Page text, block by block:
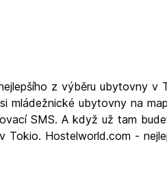
z výběru ubytovny v
mládežnické ubytovny na
SMS. A když už tam
Hostelworld.com -